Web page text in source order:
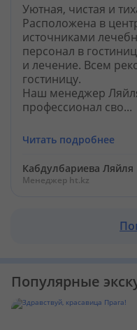
Кабинет туриста
Валюта: KZT
Установи наше
Загрузить приложение из Google
Уютная, чистая и
Расположена в
источниками
персонал в
и лечение. Всем
гостиницу.
Наш менеджер
профессионал сво...
Читать подробнее
Кабдулбариева Ляйля
Менеджер ht.kz
Популярные